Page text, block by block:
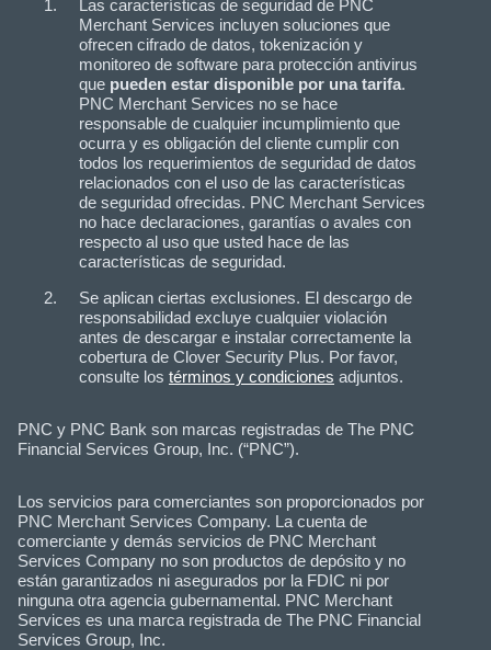
Las características de seguridad de PNC
Merchant Services incluyen soluciones que
ofrecen cifrado de datos, tokenización y
monitoreo de software para protección antivirus
que pueden estar disponible por una tarifa.
PNC Merchant Services no se hace
responsable de cualquier incumplimiento que
ocurra y es obligación del cliente cumplir con
todos los requerimientos de seguridad de datos
relacionados con el uso de las características
de seguridad ofrecidas. PNC Merchant Services
no hace declaraciones, garantías o avales con
respecto al uso que usted hace de las
características de seguridad.
Se aplican ciertas exclusiones. El descargo de
responsabilidad excluye cualquier violación
antes de descargar e instalar correctamente la
cobertura de Clover Security Plus. Por favor,
consulte los términos y condiciones adjuntos.
PNC y PNC Bank son marcas registradas de The PNC
Financial Services Group, Inc. (“PNC”).
Los servicios para comerciantes son proporcionados por
PNC Merchant Services Company. La cuenta de
comerciante y demás servicios de PNC Merchant
Services Company no son productos de depósito y no
están garantizados ni asegurados por la FDIC ni por
ninguna otra agencia gubernamental. PNC Merchant
Services es una marca registrada de The PNC Financial
Services Group, Inc.